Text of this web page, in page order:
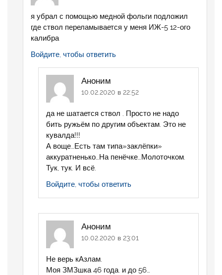
я убрал с помощью медной фольги подложил
где ствол переламывается у меня ИЖ-5 12-ого
калибра
Войдите, чтобы ответить
Аноним
10.02.2020 в 22:52
да не шатается ствол . Просто не надо
бить ружьём по другим объектам. Это не
кувалда!!!
А воще…Есть там типа»заклёпки»
аккуратненько…На пенёчке…Молоточком.
Тук, тук. И всё.
Войдите, чтобы ответить
Аноним
10.02.2020 в 23:01
Не верь кАзлам.
Моя ЗМЗшка 46 года. и до 56…